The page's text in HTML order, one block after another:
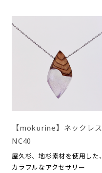
【mokurine】ネックレス
NC40
屋久杉、地杉素材を使用した、
カラフルなアクセサリー